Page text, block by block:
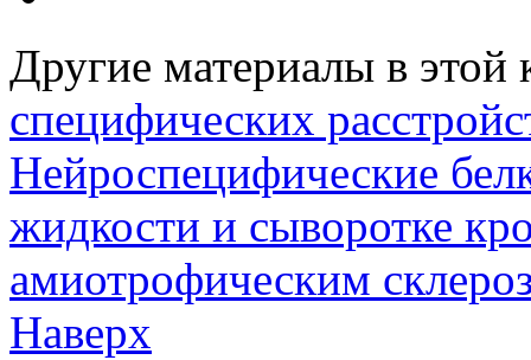
Другие материалы в этой
специфических
Нейроспецифические
жидкости и сыворотке
амиотрофическим
Наверх